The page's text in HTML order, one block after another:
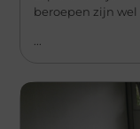
beroepen zijn wel
...